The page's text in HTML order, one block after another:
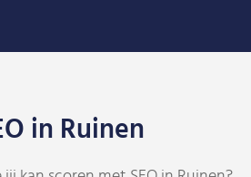
in Ruinen